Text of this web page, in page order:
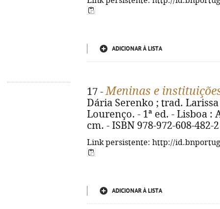
ADICIONAR À LISTA
17 -Meninas e
Dária Serenko ; trad.
Lourenço. - 1ª ed. - Lisboa :
cm. - ISBN 978-972-608-482-2
Link persistente: http://
ADICIONAR À LISTA